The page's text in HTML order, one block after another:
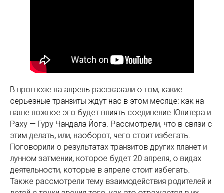
В прогнозе на апрель рассказали о том, какие
серьезные транзиты ждут нас в этом месяце: как на
наше ложное эго будет влиять соединение Юпитера и
Раху — Гуру Чандала Йога. Рассмотрели, что в связи с
этим делать, или, наоборот, чего стоит избегать.
Поговорили о результатах транзитов других планет и
лунном затмении, которое будет 20 апреля, о видах
деятельности, которые в апреле стоит избегать.
Также рассмотрели тему взаимодействия родителей и